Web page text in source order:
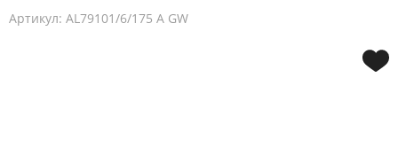
Артикул: AL79101/6/175 A GW